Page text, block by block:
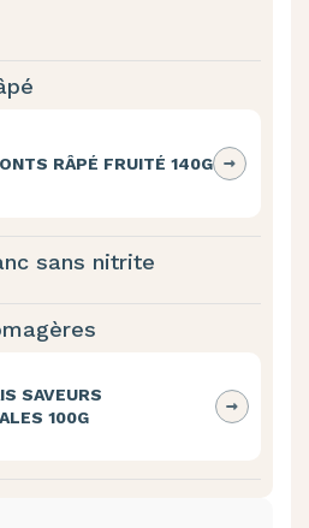
RÂPÉ FRUITÉ 140G
sans nitrite
SAVEURS
100G